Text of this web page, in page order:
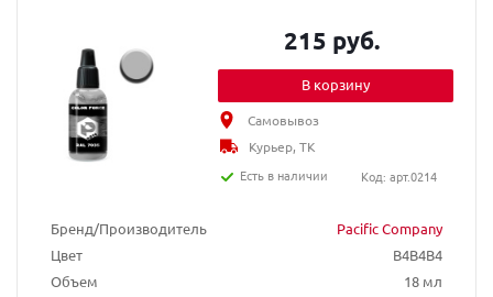
Бренд/Производитель
Pacific Company
Цвет
B4B4B4
Объем
18 мл
215 руб.
В корзину
Самовывоз
Курьер, ТК
Есть в наличии
Код: арт.0214